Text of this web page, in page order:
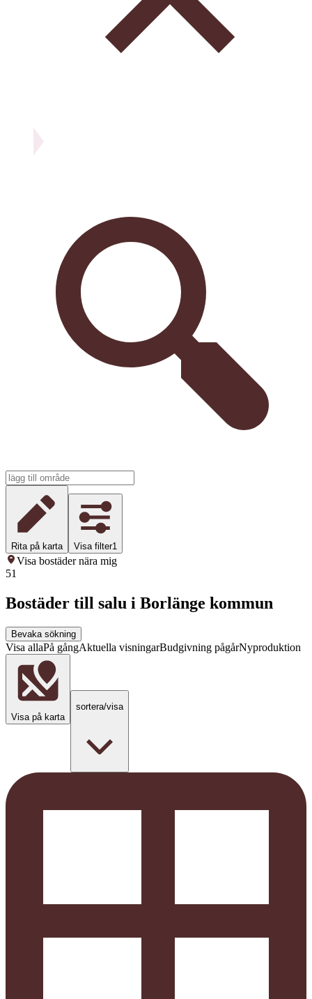
Rita på karta Visa filter1
Visa bostäder nära mig
51
Bostäder till salu i Borlänge kommun
Bevaka sökning
Visa allaPå gångAktuella visningarBudgivning pågårNyproduktion
Visa på karta
sortera/visa